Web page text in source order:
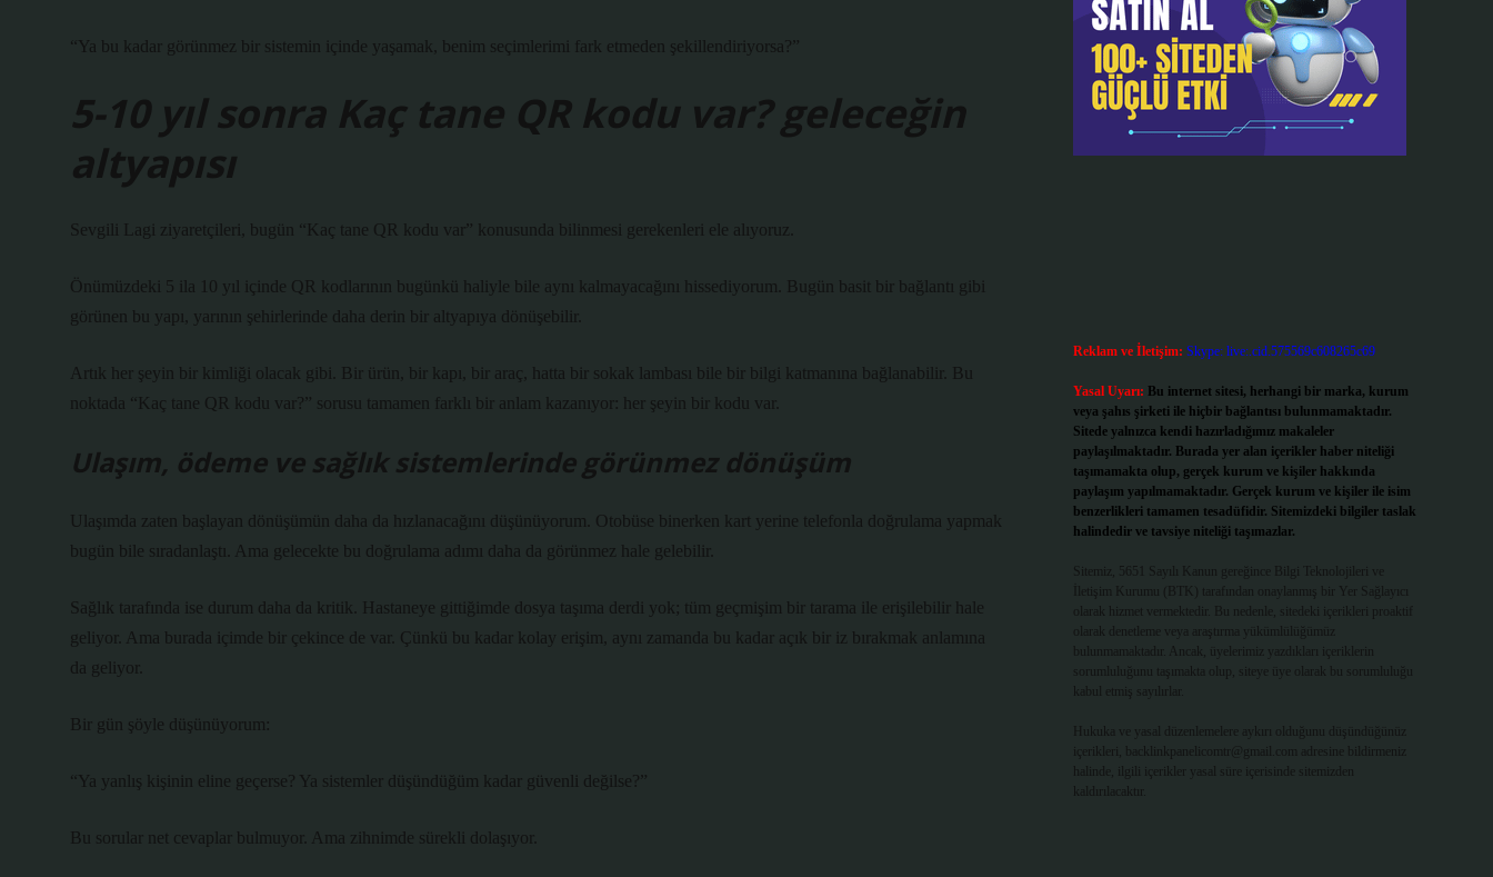
“Ya bu kadar görünmez bir sistemin içinde yaşamak, benim seçimlerimi fark etmeden şekillendiriyorsa?”
5-10 yıl sonra Kaç tane QR kodu var? geleceğin
altyapısı
Sevgili Lagi ziyaretçileri, bugün “Kaç tane QR kodu var” konusunda bilinmesi gerekenleri ele alıyoruz.
Önümüzdeki 5 ila 10 yıl içinde QR kodlarının bugünkü haliyle bile aynı kalmayacağını hissediyorum. Bugün basit bir bağlantı gibi
görünen bu yapı, yarının şehirlerinde daha derin bir altyapıya dönüşebilir.
Artık her şeyin bir kimliği olacak gibi. Bir ürün, bir kapı, bir araç, hatta bir sokak lambası bile bir bilgi katmanına bağlanabilir. Bu
noktada “Kaç tane QR kodu var?” sorusu tamamen farklı bir anlam kazanıyor: her şeyin bir kodu var.
Ulaşım, ödeme ve sağlık sistemlerinde görünmez dönüşüm
Ulaşımda zaten başlayan dönüşümün daha da hızlanacağını düşünüyorum. Otobüse binerken kart yerine telefonla doğrulama yapmak
bugün bile sıradanlaştı. Ama gelecekte bu doğrulama adımı daha da görünmez hale gelebilir.
Sağlık tarafında ise durum daha da kritik. Hastaneye gittiğimde dosya taşıma derdi yok; tüm geçmişim bir tarama ile erişilebilir hale
geliyor. Ama burada içimde bir çekince de var. Çünkü bu kadar kolay erişim, aynı zamanda bu kadar açık bir iz bırakmak anlamına
da geliyor.
Bir gün şöyle düşünüyorum:
“Ya yanlış kişinin eline geçerse? Ya sistemler düşündüğüm kadar güvenli değilse?”
Bu sorular net cevaplar bulmuyor. Ama zihnimde sürekli dolaşıyor.
Reklam ve İletişim: Skype: live:.cid.575569c608265c69
Yasal Uyarı: Bu internet sitesi, herhangi bir marka, kurum
veya şahıs şirketi ile hiçbir bağlantısı bulunmamaktadır.
Sitede yalnızca kendi hazırladığımız makaleler
paylaşılmaktadır. Burada yer alan içerikler haber niteliği
taşımamakta olup, gerçek kurum ve kişiler hakkında
paylaşım yapılmamaktadır. Gerçek kurum ve kişiler ile isim
benzerlikleri tamamen tesadüfidir. Sitemizdeki bilgiler taslak
halindedir ve tavsiye niteliği taşımazlar.
Sitemiz, 5651 Sayılı Kanun gereğince Bilgi Teknolojileri ve
İletişim Kurumu (BTK) tarafından onaylanmış bir Yer Sağlayıcı
olarak hizmet vermektedir. Bu nedenle, sitedeki içerikleri proaktif
olarak denetleme veya araştırma yükümlülüğümüz
bulunmamaktadır. Ancak, üyelerimiz yazdıkları içeriklerin
sorumluluğunu taşımakta olup, siteye üye olarak bu sorumluluğu
kabul etmiş sayılırlar.
Hukuka ve yasal düzenlemelere aykırı olduğunu düşündüğünüz
içerikleri,
backlinkpanelicomtr@gmail.com
adresine bildirmeniz
halinde, ilgili içerikler yasal süre içerisinde sitemizden
kaldırılacaktır.